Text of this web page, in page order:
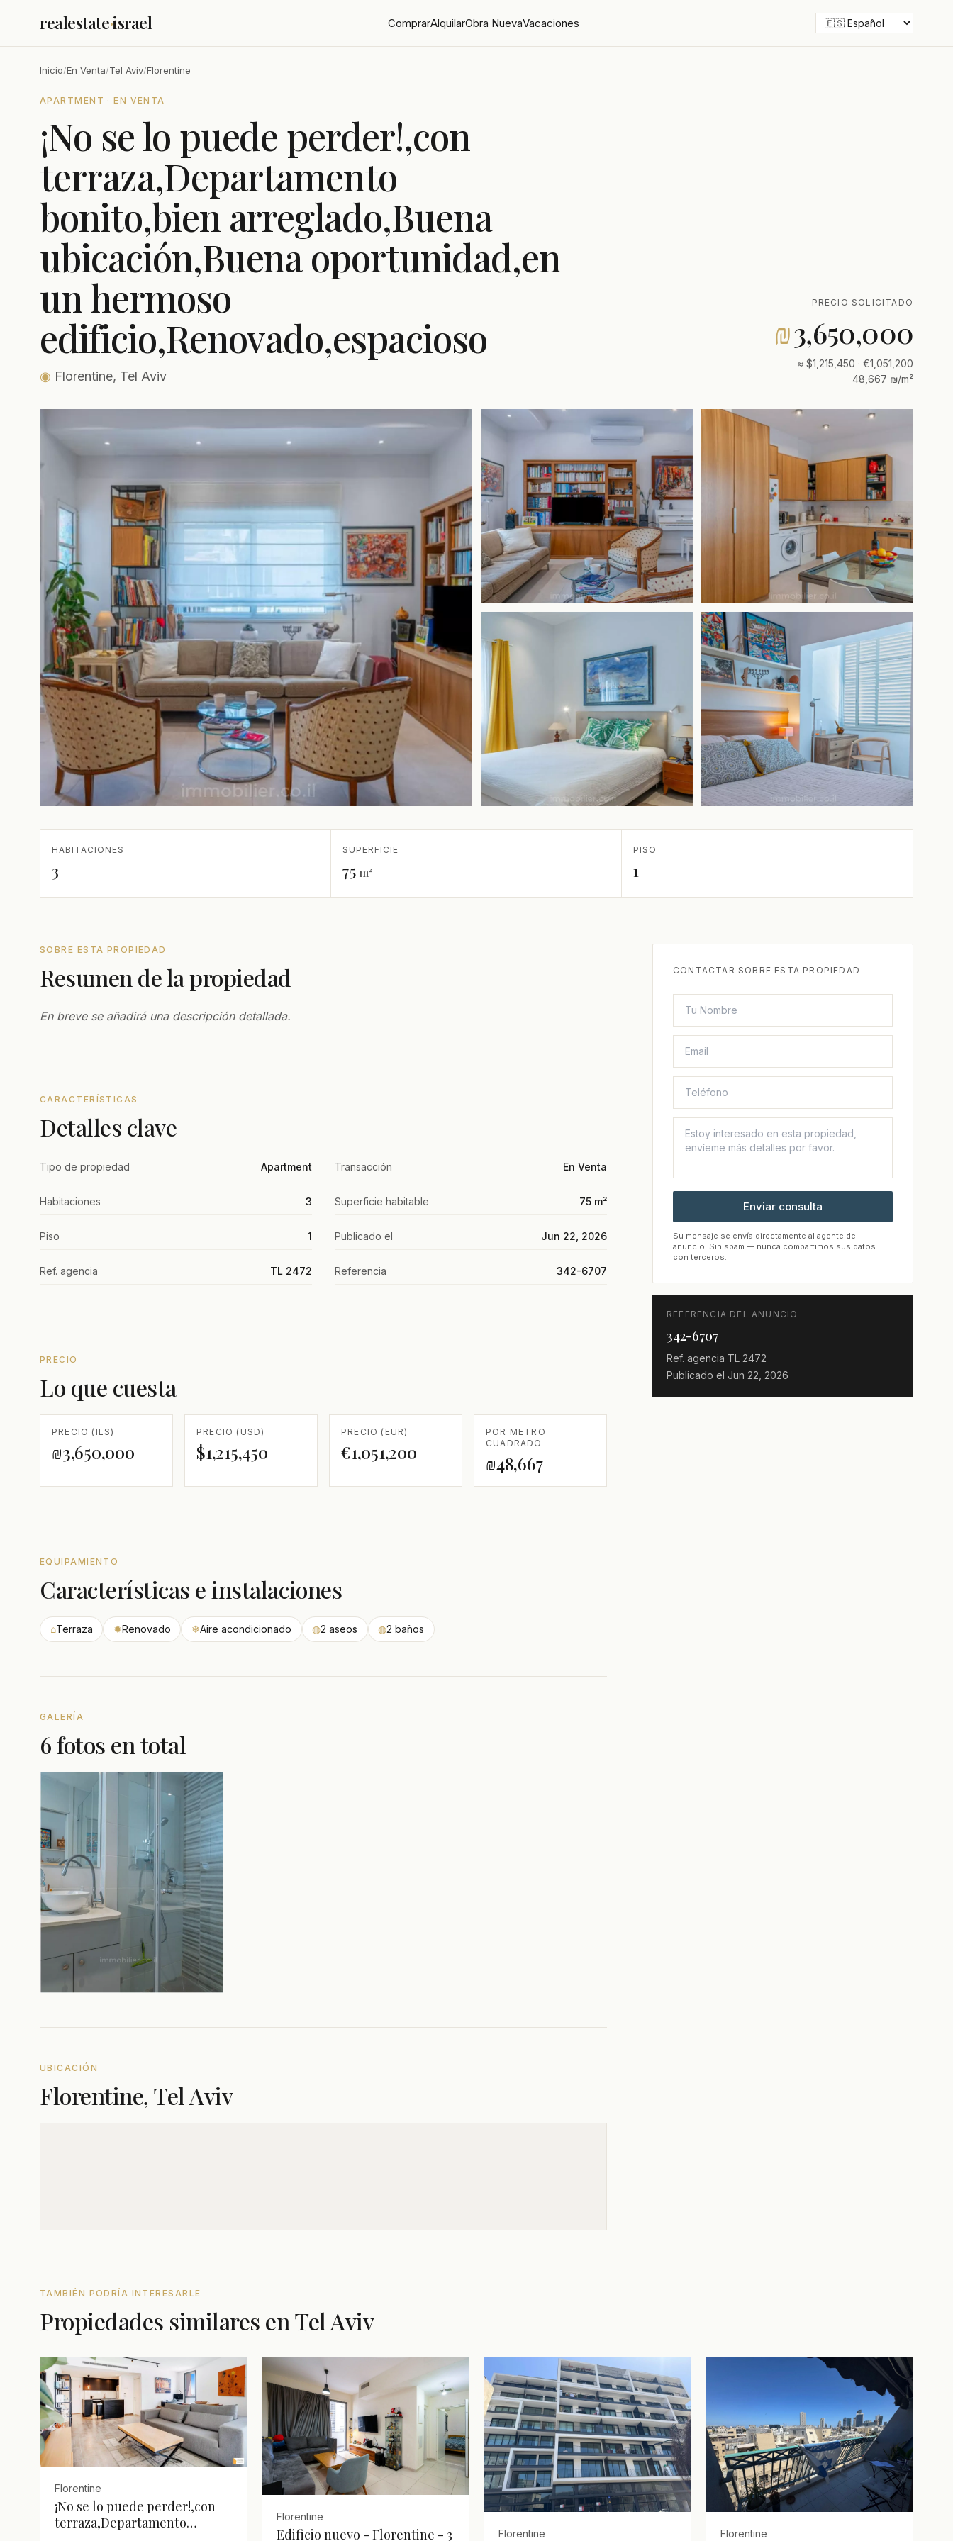
realestate·israel ComprarAlquilarObra NuevaVacaciones
Inicio/En Venta/Tel Aviv/Florentine
APARTMENT · EN VENTA
¡No se lo puede perder!,con
terraza,Departamento
bonito,bien arreglado,Buena
ubicación,Buena oportunidad,en
un hermoso
edificio,Renovado,espacioso
◉ Florentine, Tel Aviv
PRECIO SOLICITADO
₪3,650,000
≈ $1,215,450 · €1,051,200
48,667 ₪/m²
HABITACIONES
3
SUPERFICIE
75 m²
PISO
1
SOBRE ESTA PROPIEDAD
Resumen de la propiedad
En breve se añadirá una descripción detallada.
CARACTERÍSTICAS
Detalles clave
Tipo de propiedad Apartment Transacción En Venta
Habitaciones 3 Superficie habitable 75 m²
Piso 1 Publicado el Jun 22, 2026
Ref. agencia TL 2472 Referencia 342-6707
PRECIO
Lo que cuesta
PRECIO (ILS)
₪3,650,000
PRECIO (USD)
$1,215,450
PRECIO (EUR)
€1,051,200
POR METRO
CUADRADO
₪48,667
EQUIPAMIENTO
Características e instalaciones
⌂Terraza ✹Renovado ❄Aire acondicionado ◍2 aseos ◍2 baños
GALERÍA
6 fotos en total
UBICACIÓN
Florentine, Tel Aviv
CONTACTAR SOBRE ESTA PROPIEDAD
Enviar consulta
Su mensaje se envía directamente al agente del
anuncio. Sin spam — nunca compartimos sus datos
con terceros.
REFERENCIA DEL ANUNCIO
342-6707
Ref. agencia TL 2472
Publicado el Jun 22, 2026
TAMBIÉN PODRÍA INTERESARLE
Propiedades similares en Tel Aviv
Florentine
¡No se lo puede perder!,con
terraza,Departamento
Florentine
Edificio nuevo - Florentine - 3 Florentine Florentine